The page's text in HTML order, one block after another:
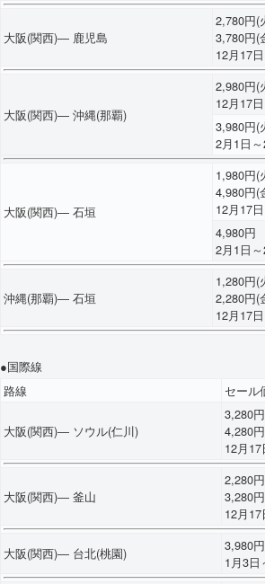
大阪(関西)― 鹿児島
2,780円(
3,780円(
12月17
大阪(関西)― 沖縄(那覇)
2,980円(
12月17
3,980円(
2月1日
大阪(関西)― 石垣
1,980円(
4,980円(
12月17
4,980円
2月1日
沖縄(那覇)― 石垣
1,280円(
2,280円(
12月17
●国際線
路線 セール
大阪(関西)― ソウル(仁川)
3,280
4,280
12月
大阪(関西)― 釜山
2,280
3,280
12月
大阪(関西)― 台北(桃園)
3,980円
1月3日